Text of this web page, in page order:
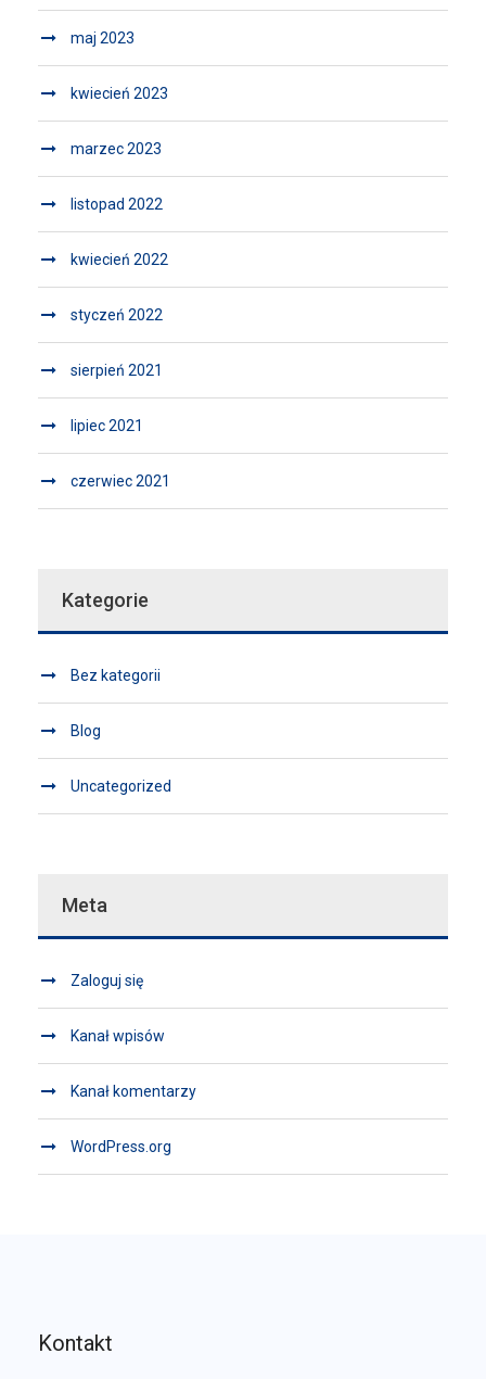
maj 2023
kwiecień 2023
marzec 2023
listopad 2022
kwiecień 2022
styczeń 2022
sierpień 2021
lipiec 2021
czerwiec 2021
Kategorie
Bez kategorii
Blog
Uncategorized
Meta
Zaloguj się
Kanał wpisów
Kanał komentarzy
WordPress.org
Kontakt